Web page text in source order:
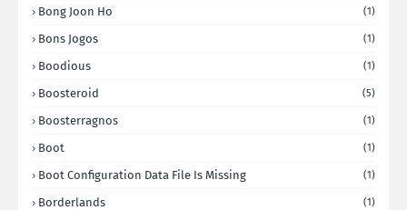
Bong Joon Ho (1)
Bons Jogos (1)
Boodious (1)
Boosteroid (5)
Boosterragnos (1)
Boot (1)
Boot Configuration Data File Is Missing (1)
Borderlands (1)